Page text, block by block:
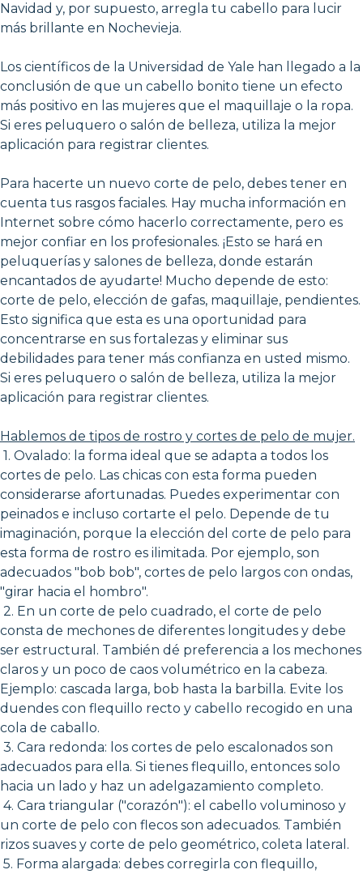
Navidad y, por supuesto, arregla tu cabello para lucir
más brillante en Nochevieja.
Los científicos de la Universidad de Yale han llegado a la
conclusión de que un cabello bonito tiene un efecto
más positivo en las mujeres que el maquillaje o la ropa.
Si eres peluquero o salón de belleza, utiliza la mejor
aplicación para registrar clientes.
Para hacerte un nuevo corte de pelo, debes tener en
cuenta tus rasgos faciales. Hay mucha información en
Internet sobre cómo hacerlo correctamente, pero es
mejor confiar en los profesionales. ¡Esto se hará en
peluquerías y salones de belleza, donde estarán
encantados de ayudarte! Mucho depende de esto:
corte de pelo, elección de gafas, maquillaje, pendientes.
Esto significa que esta es una oportunidad para
concentrarse en sus fortalezas y eliminar sus
debilidades para tener más confianza en usted mismo.
Si eres peluquero o salón de belleza, utiliza la mejor
aplicación para registrar clientes.
Hablemos de tipos de rostro y cortes de pelo de mujer.
1. Ovalado: la forma ideal que se adapta a todos los
cortes de pelo. Las chicas con esta forma pueden
considerarse afortunadas. Puedes experimentar con
peinados e incluso cortarte el pelo. Depende de tu
imaginación, porque la elección del corte de pelo para
esta forma de rostro es ilimitada. Por ejemplo, son
adecuados "bob bob", cortes de pelo largos con ondas,
"girar hacia el hombro".
2. En un corte de pelo cuadrado, el corte de pelo
consta de mechones de diferentes longitudes y debe
ser estructural. También dé preferencia a los mechones
claros y un poco de caos volumétrico en la cabeza.
Ejemplo: cascada larga, bob hasta la barbilla. Evite los
duendes con flequillo recto y cabello recogido en una
cola de caballo.
3. Cara redonda: los cortes de pelo escalonados son
adecuados para ella. Si tienes flequillo, entonces solo
hacia un lado y haz un adelgazamiento completo.
4. Cara triangular ("corazón"): el cabello voluminoso y
un corte de pelo con flecos son adecuados. También
rizos suaves y corte de pelo geométrico, coleta lateral.
5. Forma alargada: debes corregirla con flequillo,